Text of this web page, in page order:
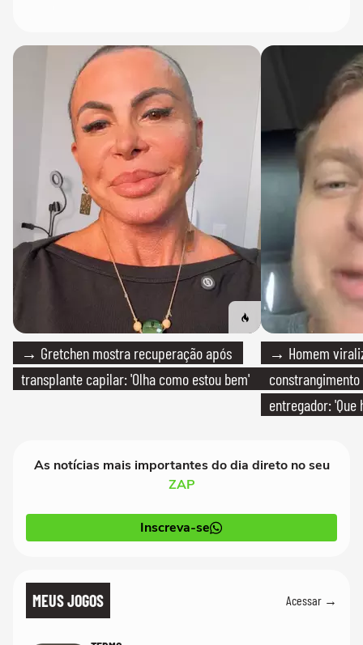
→ Gretchen mostra recuperação após
transplante capilar: 'Olha como estou bem'
→ Homem
entregador: 'Que
As notícias mais importantes do dia direto no seu
ZAP
Inscreva-se
MEUS JOGOS Acessar →